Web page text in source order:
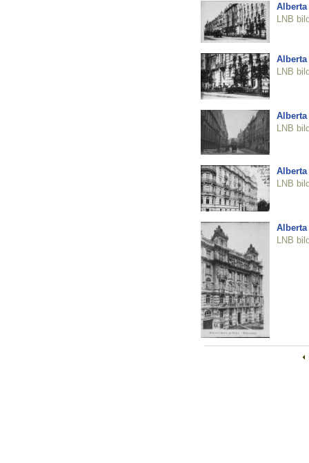
Alberta
LNB
Alberta
LNB
Alberta
LNB
LNB
Alberta
LNB